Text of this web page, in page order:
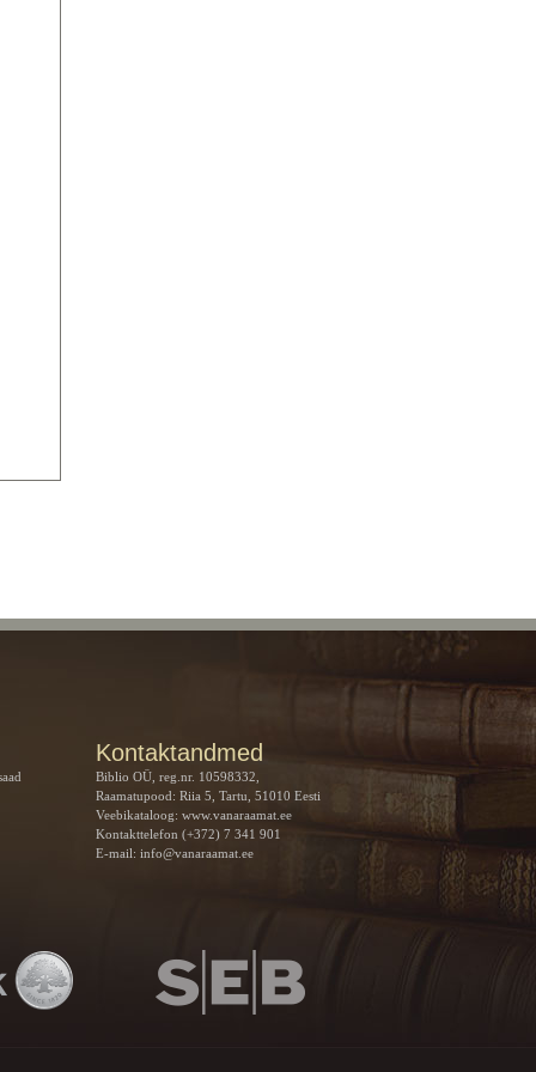
Kontaktandmed
Biblio OÜ, reg.nr. 10598332,
Raamatupood: Riia 5, Tartu, 51010 Eesti
Veebikataloog: www.vanaraamat.ee
Kontakttelefon (+372) 7 341 901
E-mail: info@vanaraamat.ee